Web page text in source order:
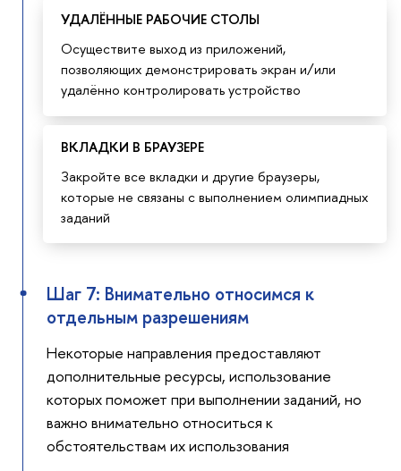
УДАЛЁННЫЕ РАБОЧИЕ СТОЛЫ
Осуществите выход из приложений,
позволяющих демонстрировать экран и/или
удалённо контролировать устройство
ВКЛАДКИ В БРАУЗЕРЕ
Закройте все вкладки и другие браузеры,
которые не связаны с выполнением олимпиадных
заданий
Шаг 7: Внимательно относимся к
отдельным разрешениям
Некоторые направления предоставляют
дополнительные ресурсы, использование
которых поможет при выполнении заданий, но
важно внимательно относиться к
обстоятельствам их использования